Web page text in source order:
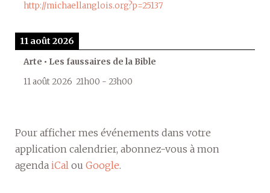
http://michaellanglois.org?p=25137
11 août 2026
Arte • Les faussaires de la Bible
11 août 2026 21h00 - 23h00
Pour afficher mes événements dans votre
application calendrier, abonnez-vous à mon
agenda iCal ou Google.